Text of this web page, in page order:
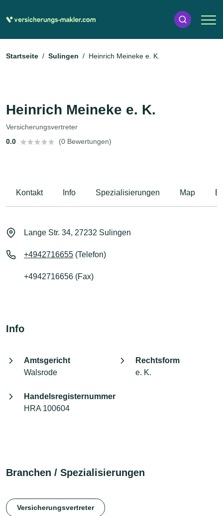
Startseite Sulingen Heinrich Meineke e. K.
Heinrich Meineke e. K.
Versicherungsvertreter
0.0
(0 Bewertungen)
Kontakt Info Spezialisierungen Map
Lange Str. 34, 27232 Sulingen
+4942716655 (Telefon)
+4942716656 (Fax)
Info
Amtsgericht
Walsrode
Rechtsform
e. K.
Handelsregisternummer
HRA 100604
Branchen / Spezialisierungen
Versicherungsvertreter